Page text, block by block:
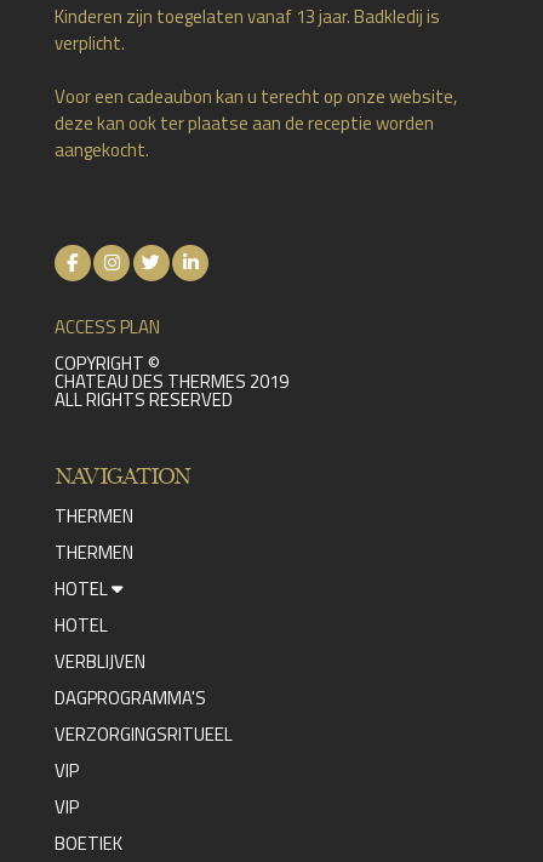
Kinderen zijn toegelaten vanaf 13 jaar. Badkledij is
verplicht.
Voor een cadeaubon kan u terecht op onze website,
deze kan ook ter plaatse aan de receptie worden
aangekocht.
ACCESS PLAN
COPYRIGHT ©
CHATEAU DES THERMES 2019
ALL RIGHTS RESERVED
NAVIGATION
THERMEN
THERMEN
HOTEL
HOTEL
VERBLIJVEN
DAGPROGRAMMA'S
VERZORGINGSRITUEEL
VIP
VIP
BOETIEK